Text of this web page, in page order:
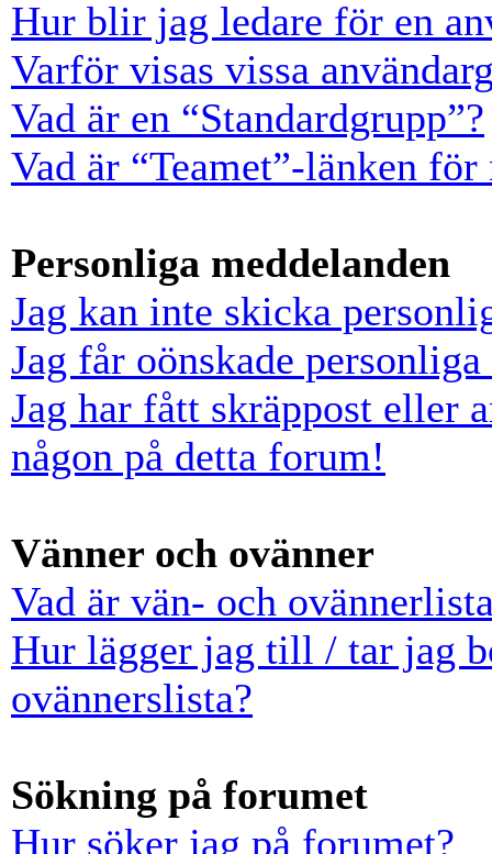
Hur blir jag ledare för en
Varför visas vissa
Vad är en “Standardgrupp”?
Vad är “Teamet”-länken för
Personliga meddelanden
Jag kan inte skicka
Jag får oönskade
Jag har fått skräppost eller
någon på detta forum!
Vänner och ovänner
Vad är vän- och
Hur lägger jag till / tar jag
ovännerslista?
Sökning på forumet
Hur söker jag på forumet?